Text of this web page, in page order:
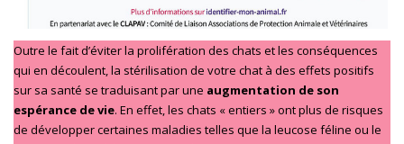
Outre le fait d’éviter la prolifération des chats et les conséquences
qui en découlent, la stérilisation de votre chat à des effets positifs
sur sa santé se traduisant par une augmentation de son
espérance de vie. En effet, les chats « entiers » ont plus de risques
de développer certaines maladies telles que la leucose féline ou le